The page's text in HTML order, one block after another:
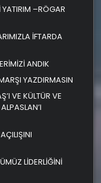
YATIRIM –RÖGAR
İFTARDA
ANDIK
YAZDIRMASIN
VE KÜLTÜR VE
LİDERLİĞİNİ